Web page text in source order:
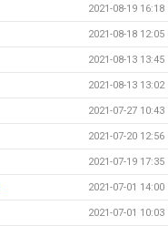
2021-08-19 16:18
2021-08-18 12:05
2021-08-13 13:45
2021-08-13 13:02
2021-07-27 10:43
2021-07-20 12:56
2021-07-19 17:35
2021-07-01 14:00
2021-07-01 10:03